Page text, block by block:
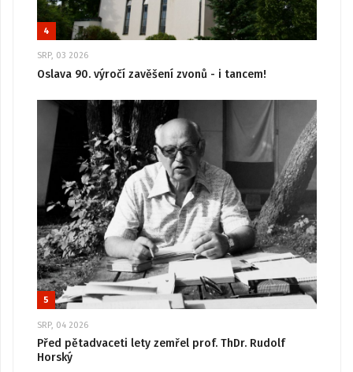
4
SRP, 03 2026
Oslava 90. výročí zavěšení zvonů - i tancem!
5
SRP, 04 2026
Před pětadvaceti lety zemřel prof. ThDr. Rudolf
Horský